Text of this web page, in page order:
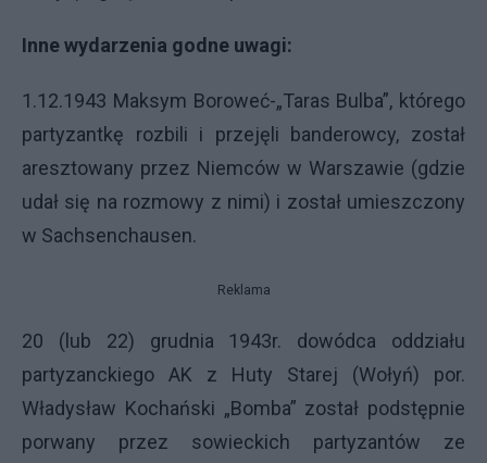
Inne wydarzenia godne uwagi:
1.12.1943 Maksym Boroweć-„Taras Bulba”, którego
partyzantkę rozbili i przejęli banderowcy, został
aresztowany przez Niemców w Warszawie (gdzie
udał się na rozmowy z nimi) i został umieszczony
w Sachsenchausen.
Reklama
20 (lub 22) grudnia 1943r. dowódca oddziału
partyzanckiego AK z Huty Starej (Wołyń) por.
Władysław Kochański „Bomba” został podstępnie
porwany przez sowieckich partyzantów ze